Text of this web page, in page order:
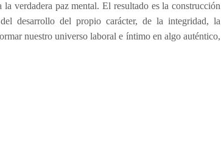
verdadera paz mental. El resultado es la construcción
desarrollo del propio carácter, de la integridad, la
nuestro universo laboral e íntimo en algo auténtico,